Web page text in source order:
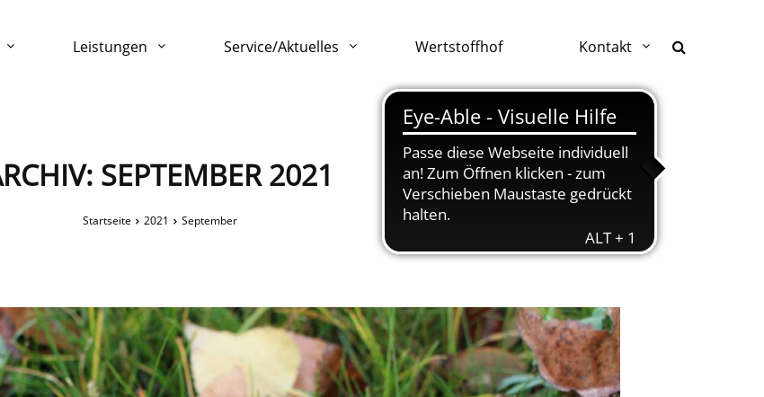
Leistungen Service/Aktuelles Wertstoffhof Kontakt
SEPTEMBER 2021
Startseite 2021 September